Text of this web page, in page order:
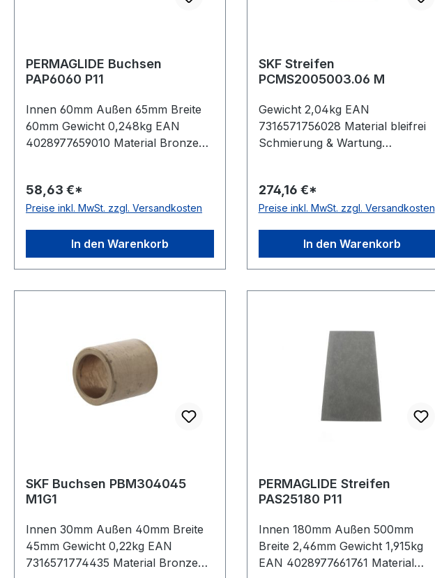
PERMAGLIDE Buchsen
PAP6060 P11
Innen 60mm Außen 65mm Breite
60mm Gewicht 0,248kg EAN
4028977659010 Material Bronze
Anwendungen Temperaturbereich
-200 bis +280 °C
58,63 €*
Preise inkl. MwSt. zzgl. Versandkosten
In den Warenkorb
SKF Streifen
PCMS2005003.06 M
Gewicht 2,04kg EAN
7316571756028 Material bleifrei
Schmierung & Wartung
-40 bis 110 °C
274,16 €*
Preise inkl. MwSt. zzgl. Versandkosten
In den Warenkorb
SKF Buchsen PBM304045
M1G1
Innen 30mm Außen 40mm Breite
45mm Gewicht 0,22kg EAN
7316571774435 Material Bronze
PERMAGLIDE Streifen
PAS25180 P11
Innen 180mm Außen 500mm
Breite 2,46mm Gewicht 1,915kg
EAN 4028977661761 Material